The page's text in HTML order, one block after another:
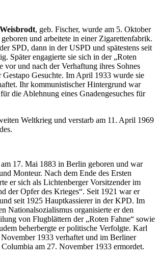
, geb. Fischer, wurde am 5. Oktober
und arbeitete in einer Zigarettenfabrik.
SPD, dann in der USPD und spätestens seit
Später engagierte sie sich in der „Roten
vor und nach der Verhaftung ihres Sohnes
Gesuchte. Im April 1933 wurde sie
Ihr kommunistischer Hintergrund war
die Ablehnung eines Gnadengesuches für
Weltkrieg und verstarb am 11. April 1969
17. Mai 1883 in Berlin geboren und war
Monteur. Nach dem Ende des Ersten
er sich als Lichtenberger Vorsitzender im
der Opfer des Krieges“. Seit 1921 war er
seit 1925 Hauptkassierer in der KPD. Im
Nationalsozialismus organisierte er den
von Flugblättern der „Roten Fahne“ sowie
beherbergte er politische Verfolgte. Karl
1933 verhaftet und im Berliner
am 27. November 1933 ermordet.